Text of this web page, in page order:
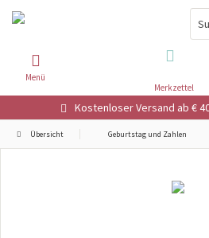
Kostenloser Versand ab €
Merkzettel
Menü
Übersicht Geburtstag und Zahlen